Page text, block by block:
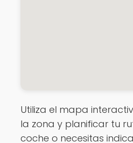
Utiliza el mapa
la zona y planificar tu
coche o necesitas